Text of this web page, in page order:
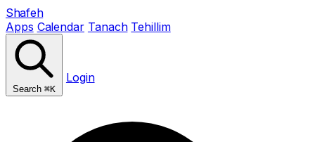
Shafeh
Apps Calendar Tanach Tehillim
Search ⌘K
Login